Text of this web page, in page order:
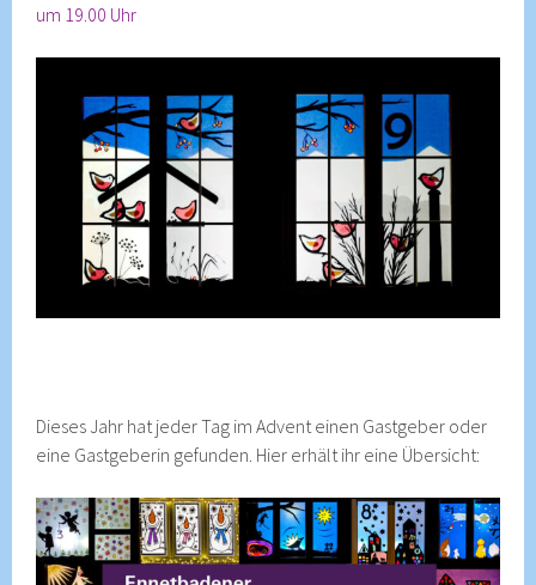
um 19.00 Uhr
Dieses Jahr hat jeder Tag im Advent einen Gastgeber oder
eine Gastgeberin gefunden. Hier erhält ihr eine Übersicht: